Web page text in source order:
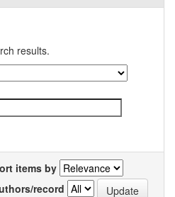
results.
items by
record